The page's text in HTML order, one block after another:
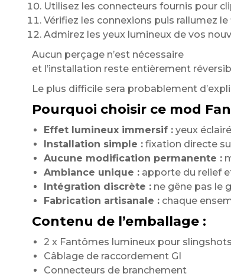
Utilisez les connecteurs fournis pour
Vérifiez les connexions puis rallumez le
Admirez les yeux lumineux de vos
Aucun perçage n’est nécessaire
et l’installation reste entièrement
Le plus difficile sera probablement
Pourquoi choisir ce mod
Effet lumineux immersif :yeux
Installation simple :fixation directe
Aucune modification permanente :
Ambiance unique :apporte du relief
Intégration discrète :ne gêne pas le
Fabrication artisanale :chaque
Contenu de l’emballage :
2 x Fantômes lumineux pour slingshots
Câblage de raccordement GI
Connecteurs de branchement